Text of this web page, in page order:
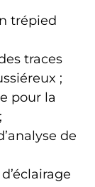
trépied
traces
;
pour la
de